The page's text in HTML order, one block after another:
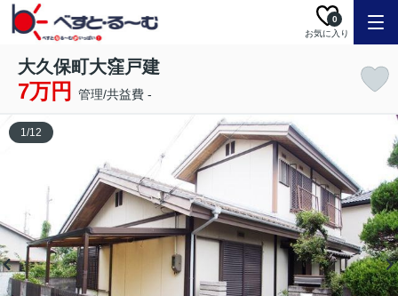
お気に入り
0
大久保町大窪戸建
7万円 管理/共益費 -
1/12